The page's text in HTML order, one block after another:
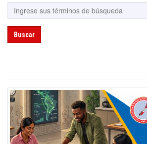
Buscar